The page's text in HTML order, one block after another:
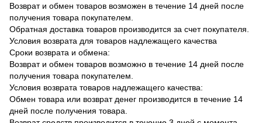
Возврат и обмен товаров возможен в течение 14 дней после
получения товара покупателем.
Обратная доставка товаров производится за счет покупателя.
Условия возврата для товаров надлежащего качества
Сроки возврата и обмена:
Возврат и обмен товаров возможно в течение 14 дней после
получения товара покупателем.
Условия возврата товаров надлежащего качества:
Обмен товара или возврат денег производится в течение 14
дней после получения товара.